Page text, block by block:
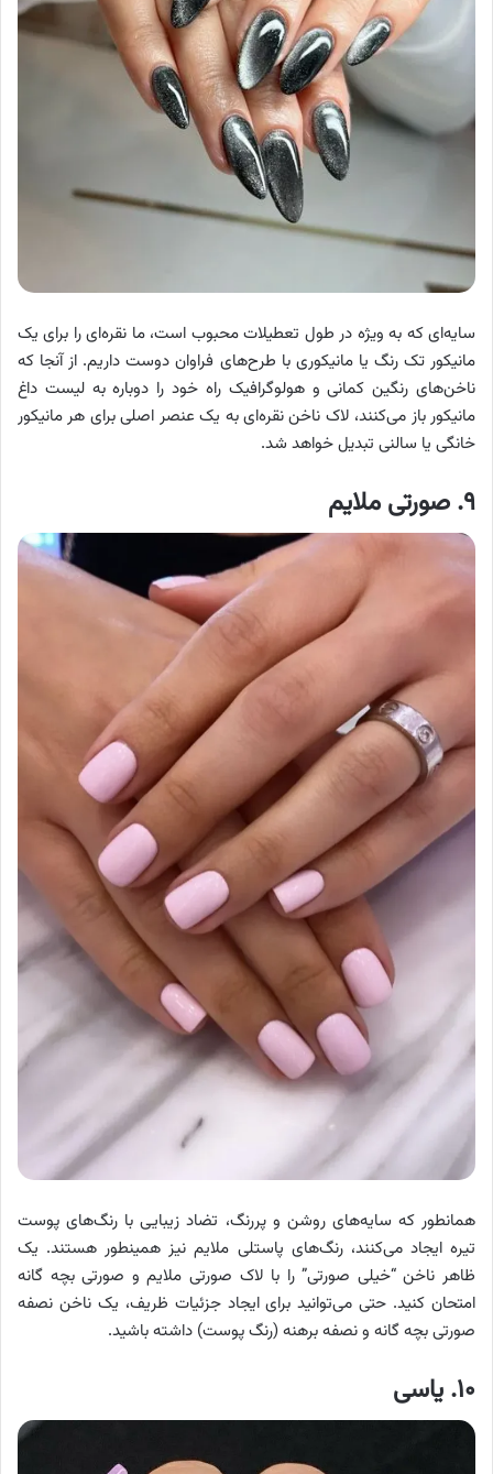
سایه‌ای که به ویژه در طول تعطیلات محبوب است، ما نقره‌ای را برای یک
مانیکور تک رنگ یا مانیکوری با طرح‌های فراوان دوست داریم. از آنجا که
ناخن‌های رنگین کمانی و هولوگرافیک راه خود را دوباره به لیست داغ
مانیکور باز می‌کنند، لاک ناخن نقره‌ای به یک عنصر اصلی برای هر مانیکور
خانگی یا سالنی تبدیل خواهد شد.
۹. صورتی ملایم
همانطور که سایه‌های روشن و پررنگ، تضاد زیبایی با رنگ‌های پوست
تیره ایجاد می‌کنند، رنگ‌های پاستلی ملایم نیز همینطور هستند. یک
ظاهر ناخن “خیلی صورتی” را با لاک صورتی ملایم و صورتی بچه گانه
امتحان کنید. حتی می‌توانید برای ایجاد جزئیات ظریف، یک ناخن نصفه
صورتی بچه گانه و نصفه برهنه (رنگ پوست) داشته باشید.
۱۰. یاسی